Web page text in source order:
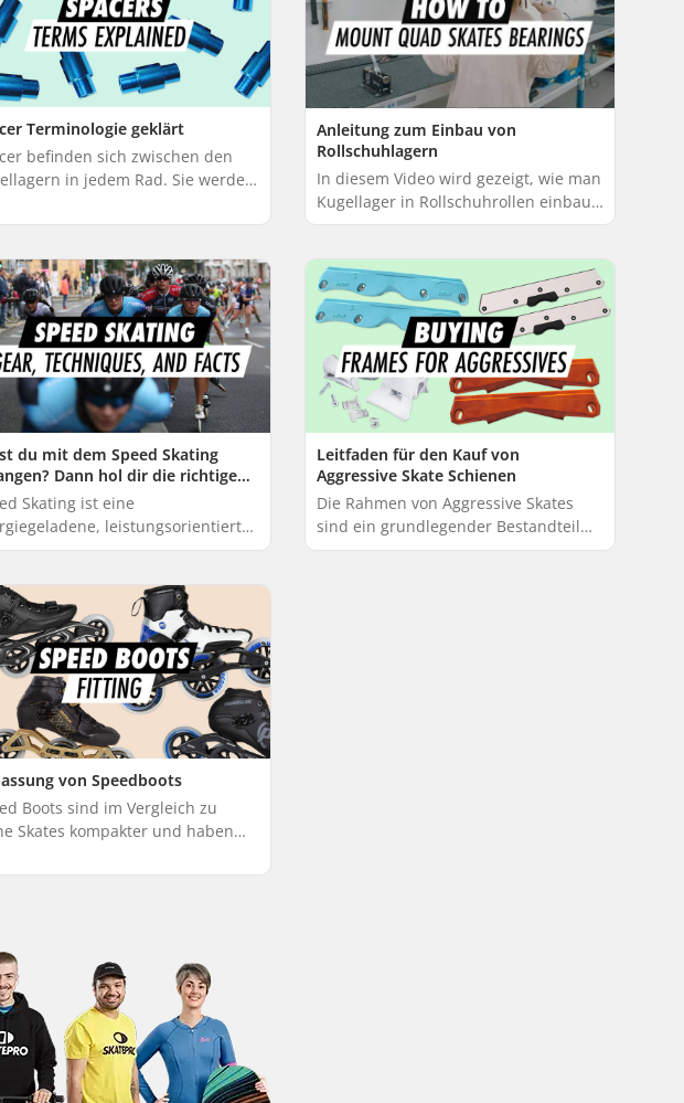
Terminologie geklärt
befinden sich zwischen den
in jedem Rad. Sie werden
allen Geräten verwendet,
Anleitung zum Einbau von
Rollschuhlagern
In diesem Video wird gezeigt, wie man
Kugellager in Rollschuhrollen einbaut.
Halten Sie einfach ein skate tool
loslegen! ...
du mit dem Speed Skating
Dann hol dir die richtige
lerne die Techniken und
dich gut.
Skating ist eine
leistungsorientierte
Inlineskatens, bei der
stehen. Überlegs...
Leitfaden für den Kauf von
Aggressive Skate Schienen
Die Rahmen von Aggressive Skates
sind ein grundlegender Bestandteil
Ihres Setups und entscheidend für die
von Speedboots
Boots sind im Vergleich zu
Skates kompakter und haben
am Fuß an, was die